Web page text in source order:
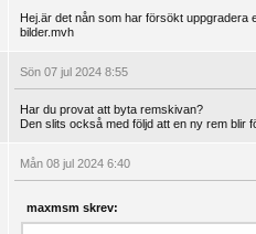
Hej.är det nån som har försökt uppgradera
bilder.mvh
Sön 07 jul 2024 8:55
Har du provat att byta remskivan?
Den slits också med följd att en ny rem blir
Mån 08 jul 2024 6:40
maxmsm skrev: